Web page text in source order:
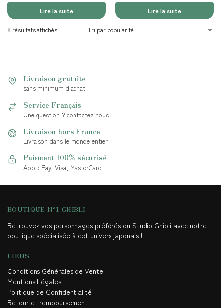
Lire la suite Lire la suite
8 résultats affichés
Livraison gratuite
sans minimum d'achat
Service Français
Une question ? contactez nous !
Livraison hors France
Livraison dans le monde entier
Paiement 100% sécurisé
Apple Pay, Visa, MasterCard
BOUTIQUE N°1 GHIBLI
Retrouvez vos personnages préférés du Studio Ghibli avec notre
boutique spécialisée à cet univers japonais !
LIENS
Conditions Générales de Vente
Mentions Légales
Politique de Confidentialité
Retour et remboursement